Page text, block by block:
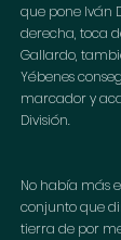
que pone Iván
derecha, toca
Gallardo,
Yébenes
marcador y
División.
No había más
conjunto que
tierra de por